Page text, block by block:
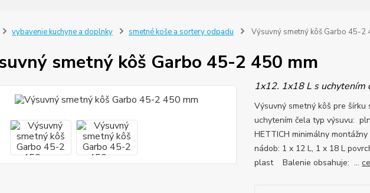
vybavenie kuchyne a doplnky smetné koše a sortery odpadu Výsuvný smetný kôš Garbo 45-2
smetný kôš Garbo 45-2 450 mm
1x12. 1x18 L s uchytením
Výsuvný smetný kôš pre šírku
uchytením čela typ výsuvu:
HETTICH minimálny
nádob: 1 x 12 L, 1 x 18 L
plast Balenie obsahuje: ...